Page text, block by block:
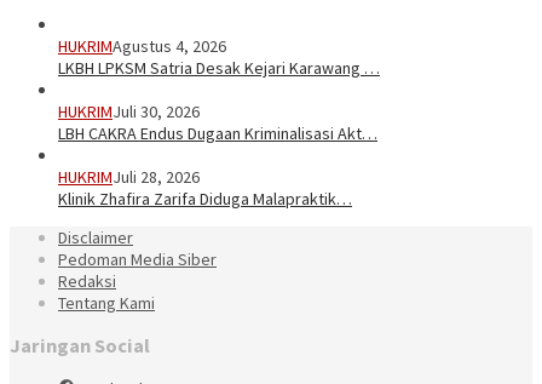
HUKRIMAgustus 4, 2026
LKBH LPKSM Satria Desak Kejari Karawang …
HUKRIMJuli 30, 2026
LBH CAKRA Endus Dugaan Kriminalisasi Akt…
HUKRIMJuli 28, 2026
Klinik Zhafira Zarifa Diduga Malapraktik…
Disclaimer
Pedoman Media Siber
Redaksi
Tentang Kami
Jaringan Social